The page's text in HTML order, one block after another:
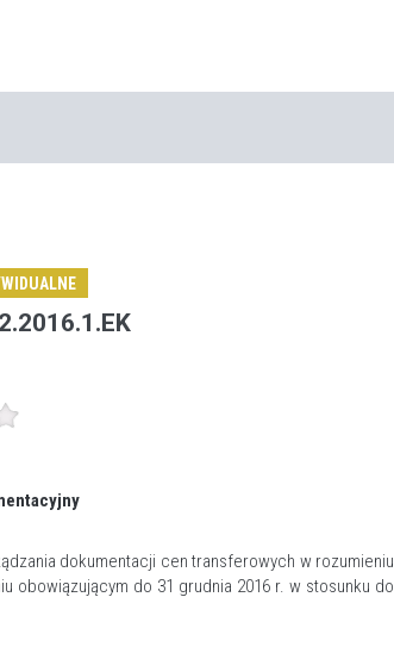
dokumentacji cen transferowych w rozumieniu
obowiązującym do 31 grudnia 2016 r. w stosunku do